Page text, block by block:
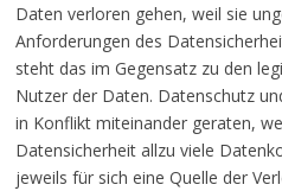
Daten verloren gehen, weil sie
Anforderungen des
steht das im Gegensatz zu den
Nutzer der Daten. Datenschutz
in Konflikt miteinander geraten,
Datensicherheit allzu viele
jeweils für sich eine Quelle der